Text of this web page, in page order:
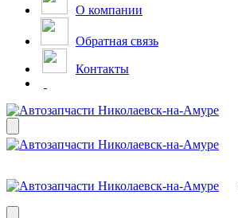
О компании
Обратная связь
Контакты